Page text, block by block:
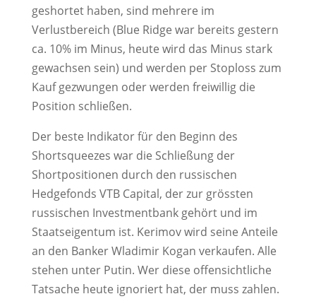
geshortet haben, sind mehrere im
Verlustbereich (Blue Ridge war bereits gestern
ca. 10% im Minus, heute wird das Minus stark
gewachsen sein) und werden per Stoploss zum
Kauf gezwungen oder werden freiwillig die
Position schließen.
Der beste Indikator für den Beginn des
Shortsqueezes war die Schließung der
Shortpositionen durch den russischen
Hedgefonds VTB Capital, der zur grössten
russischen Investmentbank gehört und im
Staatseigentum ist. Kerimov wird seine Anteile
an den Banker Wladimir Kogan verkaufen. Alle
stehen unter Putin. Wer diese offensichtliche
Tatsache heute ignoriert hat, der muss zahlen.